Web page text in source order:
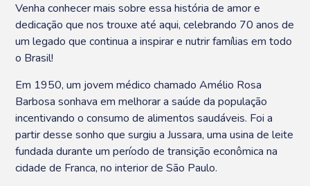
Venha conhecer mais sobre essa história de amor e
dedicação que nos trouxe até aqui, celebrando 70 anos de
um legado que continua a inspirar e nutrir famílias em todo
o Brasil!
Em 1950, um jovem médico chamado Amélio Rosa
Barbosa sonhava em melhorar a saúde da população
incentivando o consumo de alimentos saudáveis. Foi a
partir desse sonho que surgiu a Jussara, uma usina de leite
fundada durante um período de transição econômica na
cidade de Franca, no interior de São Paulo.